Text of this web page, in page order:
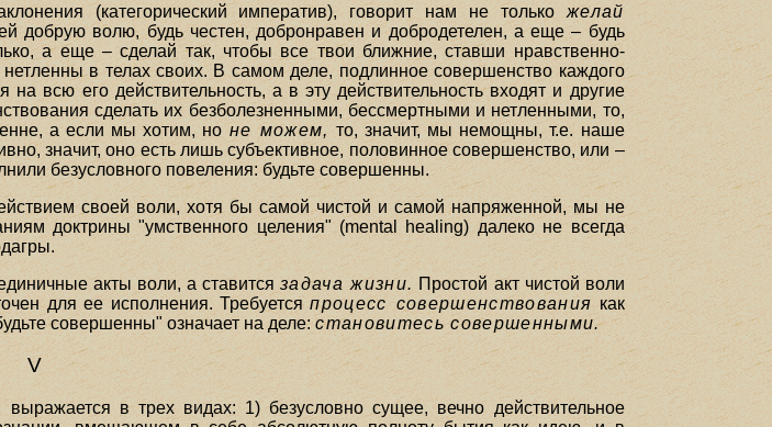
(категорический императив), говорит нам не только желай
добрую волю, будь честен, добронравен и добродетелен, а еще – будь
а еще – сделай так, чтобы все твои ближние, ставши нравственно-
в телах своих. В самом деле, подлинное совершенство каждого
всю его действительность, а в эту действительность входят и другие
сделать их безболезненными, бессмертными и нетленными, то,
а если мы хотим, ноне можем, то, значит, мы немощны, т.е. наше
значит, оно есть лишь субъективное, половинное совершенство, или –
безусловного повеления: будьте совершенны.
своей воли, хотя бы самой чистой и самой напряженной, мы не
доктрины "умственного целения" (mental healing) далеко не всегда
акты воли, а ставитсязадача жизни. Простой акт чистой воли
для ее исполнения. Требуетсяпроцесс совершенствованиякак
совершенны" означает на деле:становитесь совершенными.
V
в трех видах: 1) безусловно сущее, вечно действительное